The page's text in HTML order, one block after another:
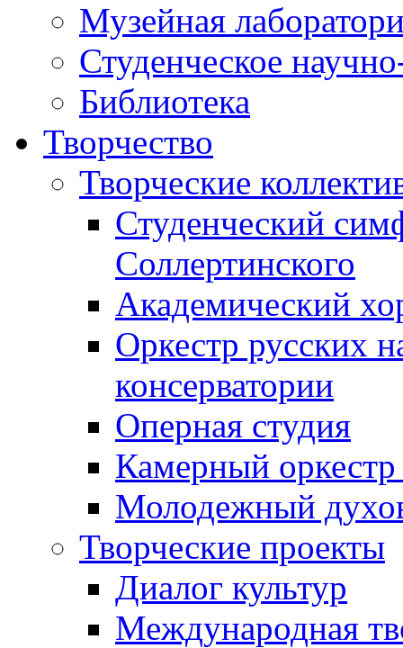
Музейная
Студенческое
Библиотека
Творчество
Творческие
Студенческий
Соллертинского
Академический
Оркестр русских
консерватории
Оперная студия
Камерный оркестр
Молодежный
Творческие проекты
Диалог культур
Международная